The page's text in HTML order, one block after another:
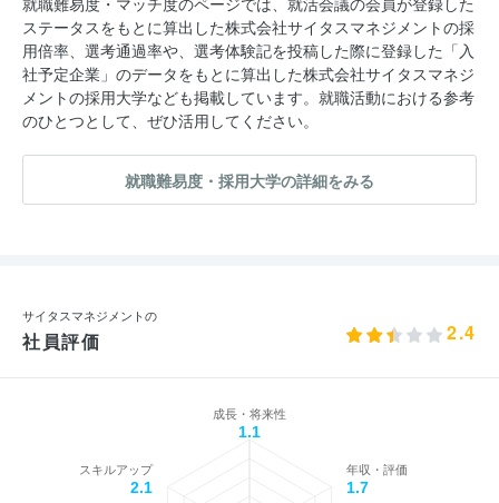
ステータスをもとに算出した株式会社サイタスマネジメントの採
用倍率、選考通過率や、選考体験記を投稿した際に登録した「入
社予定企業」のデータをもとに算出した株式会社サイタスマネジ
メントの採用大学なども掲載しています。就職活動における参考
のひとつとして、ぜひ活用してください。
就職難易度・採用大学の詳細をみる
サイタスマネジメントの
社員評価 2.4
成長・将来性
1.1
年収・評価
1.7
スキルアップ
2.1